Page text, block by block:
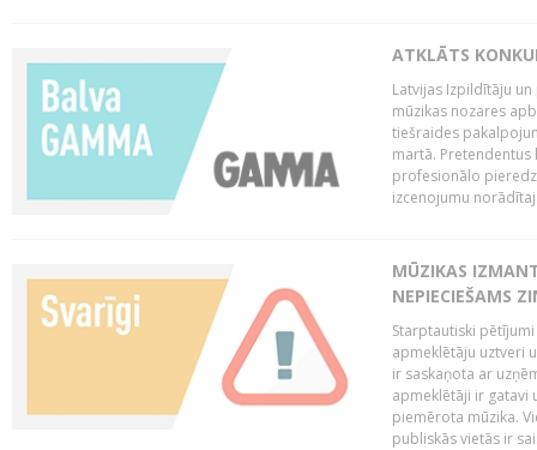
ATKLĀTS
Latvijas Izpildītāju
mūzikas nozares
tiešraides
martā. Pretendentus
profesionālo
izcenojumu
MŪZIKAS
NEPIECIEŠAMS
Starptautiski
apmeklētāju uztveri
ir saskaņota ar
apmeklētāji ir gatavi
piemērota mūzika.
publiskās vietās ir